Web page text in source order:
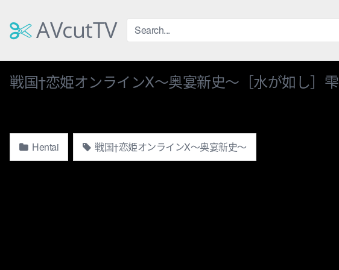
contentAVcutTV
戦国†恋姫オンラインX〜奥宴新史〜［水が如し］雫
Hentai 戦国†恋姫オンラインX〜奥宴新史〜